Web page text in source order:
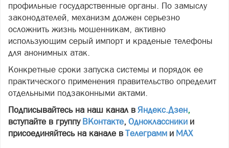
профильные государственные органы. По замыслу
законодателей, механизм должен серьезно
осложнить жизнь мошенникам, активно
использующим серый импорт и краденые телефоны
для анонимных атак.
Конкретные сроки запуска системы и порядок ее
практического применения правительство определит
отдельными подзаконными актами.
Подписывайтесь на наш канал в Яндекс.Дзен,
вступайте в группу ВКонтакте, Одноклассники и
присоединяйтесь на канале в Телеграмм и МАХ